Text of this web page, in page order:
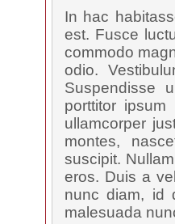
In hac
est. Fusce
commodo
odio.
Suspendisse
porttitor
ullamcorper
montes,
suscipit.
eros. Duis a
nunc diam, id
malesuada